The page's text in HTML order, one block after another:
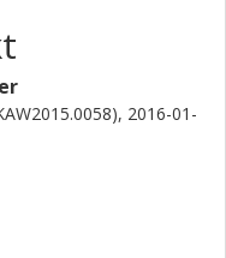
2016-01-